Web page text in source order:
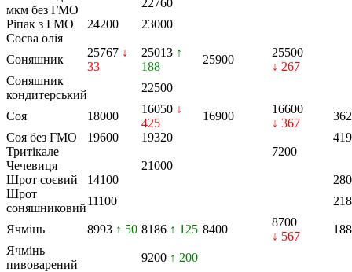
мкм без ГМО
Ріпак з ГМО
24200
23000
Соєва олія
Соняшник
25767 ↓
33
25013 ↑
188
25900
25500
↓ 267
Соняшник
кондитерський
22500
Соя 18000
16050 ↓
425
16900
16600
↓ 367
362
Соя без ГМО
19600 19320
419
Тритікале
7200
Чечевиця
21000
Шрот соєвий
14100
280
Шрот
соняшниковий
11100 218
Ячмінь 8993 ↑ 50 8186 ↑ 125 8400
8700
↓ 567
188
Ячмінь
пивоварений
9200 ↑ 200